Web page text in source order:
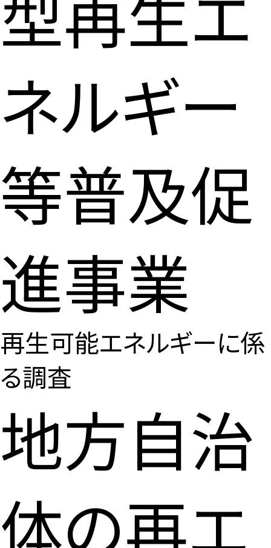
ネルギー
等普及促
進事業
再生可能エネルギーに係
る調査
地方自治
体の再エ